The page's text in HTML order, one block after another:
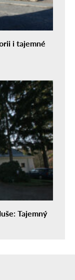
i tajemné
Tajemný